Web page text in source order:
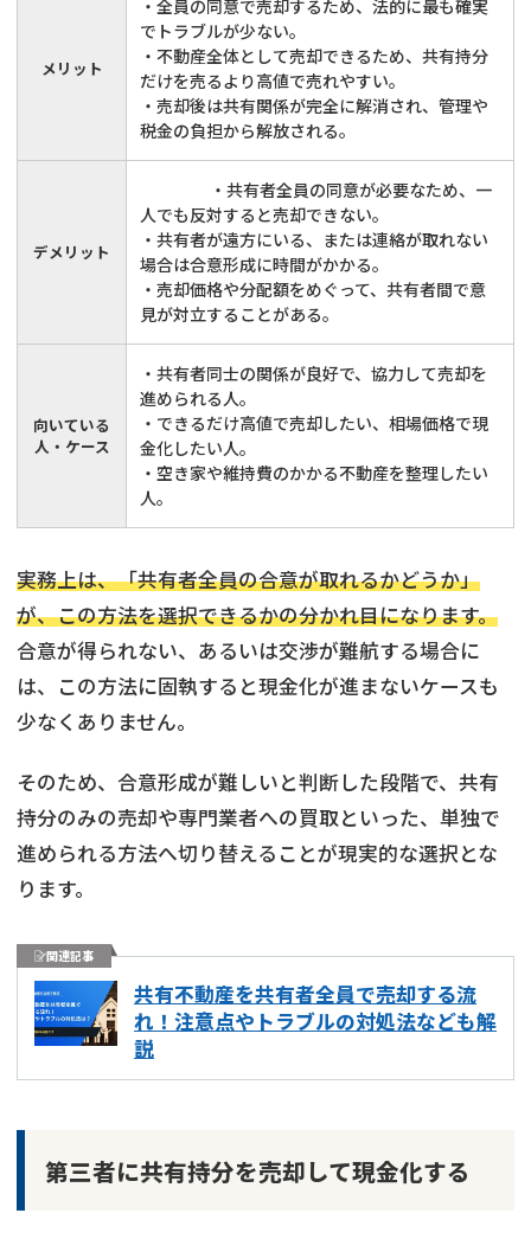
メリット
・全員の同意で売却するため、法的に最も確実
でトラブルが少ない。
・不動産全体として売却できるため、共有持分
だけを売るより高値で売れやすい。
・売却後は共有関係が完全に解消され、管理や
税金の負担から解放される。
デメリット
・共有者全員の同意が必要なため、一
人でも反対すると売却できない。
・共有者が遠方にいる、または連絡が取れない
場合は合意形成に時間がかかる。
・売却価格や分配額をめぐって、共有者間で意
見が対立することがある。
向いている
人・ケース
・共有者同士の関係が良好で、協力して売却を
進められる人。
・できるだけ高値で売却したい、相場価格で現
金化したい人。
・空き家や維持費のかかる不動産を整理したい
人。
実務上は、「共有者全員の合意が取れるかどうか」
が、この方法を選択できるかの分かれ目になります。
合意が得られない、あるいは交渉が難航する場合に
は、この方法に固執すると現金化が進まないケースも
少なくありません。
そのため、合意形成が難しいと判断した段階で、共有
持分のみの売却や専門業者への買取といった、単独で
進められる方法へ切り替えることが現実的な選択とな
ります。
関連記事
共有不動産を共有者全員で売却する流
れ！注意点やトラブルの対処法なども解
説
第三者に共有持分を売却して現金化する